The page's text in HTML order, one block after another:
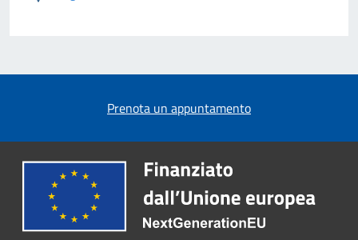
Prenota un appuntamento